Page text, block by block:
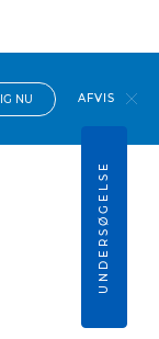
NU AFVIS
UNDERSØGELSE